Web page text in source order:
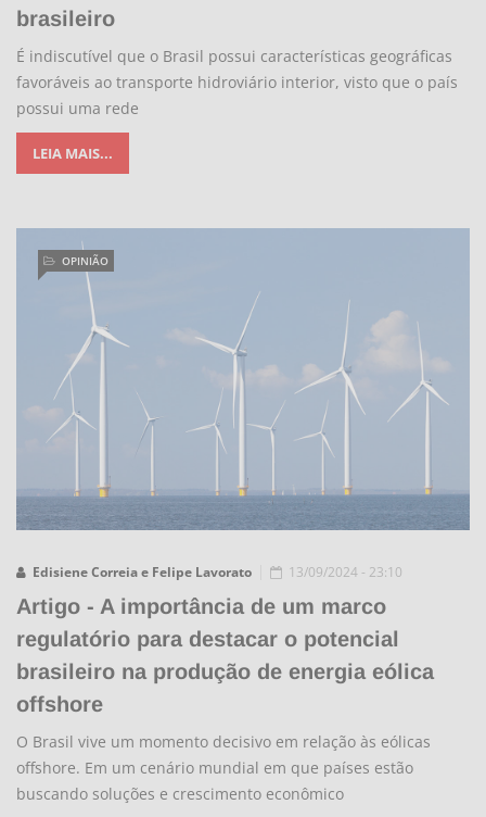
brasileiro
É indiscutível que o Brasil possui características geográficas
favoráveis ao transporte hidroviário interior, visto que o país
possui uma rede
LEIA MAIS...
Edisiene Correia e Felipe Lavorato
OPINIÃO
13/09/2024 - 23:10
Artigo - A importância de um marco
regulatório para destacar o potencial
brasileiro na produção de energia eólica
offshore
O Brasil vive um momento decisivo em relação às eólicas
offshore. Em um cenário mundial em que países estão
buscando soluções e crescimento econômico